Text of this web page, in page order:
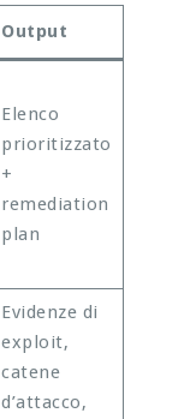
Output
Elenco
prioritizzato
+
remediation
plan
Evidenze di
exploit,
catene
d’attacco,